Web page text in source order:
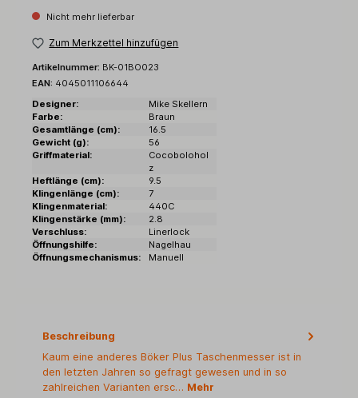
Nicht mehr lieferbar
Zum Merkzettel hinzufügen
Artikelnummer: BK-01BO023
EAN: 4045011106644
Designer:
Mike Skellern
Farbe:
Braun
Gesamtlänge (cm):
16.5
Gewicht (g):
56
Griffmaterial:
Cocobolohol
z
Heftlänge (cm):
9.5
Klingenlänge (cm):
7
Klingenmaterial:
440C
Klingenstärke (mm):
2.8
Verschluss:
Linerlock
Öffnungshilfe:
Nagelhau
Öffnungsmechanismus:
Manuell
Beschreibung
Kaum eine anderes Böker Plus Taschenmesser ist in
den letzten Jahren so gefragt gewesen und in so
zahlreichen Varianten ersc… Mehr